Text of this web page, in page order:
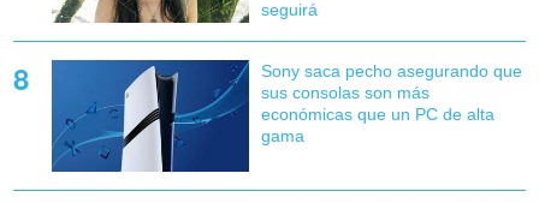
seguirá
Sony saca pecho asegurando que
sus consolas son más
económicas que un PC de alta
gama